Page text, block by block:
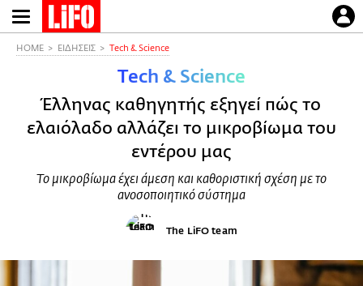
Παράκαμψη
προς
HOME ΕΙΔΗΣΕΙΣ Τech & Science
Τech & Science
Έλληνας καθηγητής εξηγεί πώς το
ελαιόλαδο αλλάζει το μικροβίωμα του
εντέρου μας
Το μικροβίωμα έχει άμεση και καθοριστική σχέση με το
ανοσοποιητικό σύστημα
The LiFO team